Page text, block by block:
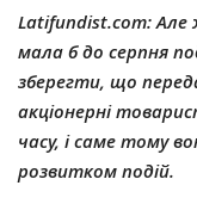
Latifundist.com: Але
мала б до серпня
зберегти, що
акціонерні
часу, і саме тому
розвитком подій.